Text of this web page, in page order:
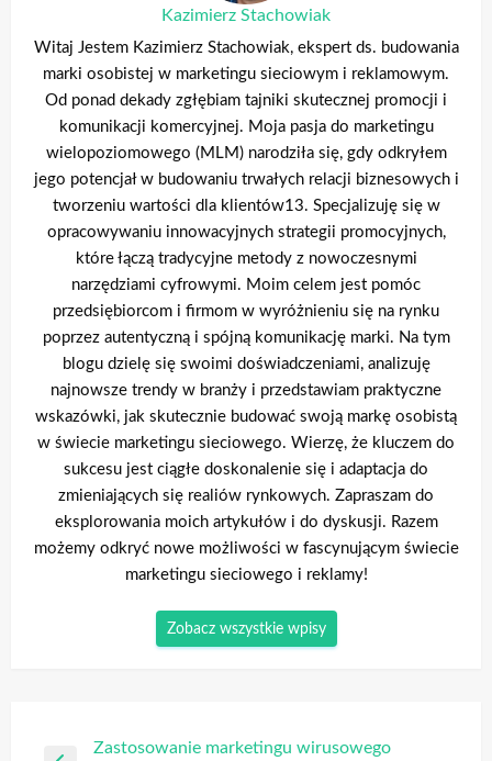
Kazimierz Stachowiak
Witaj Jestem Kazimierz Stachowiak, ekspert ds. budowania
marki osobistej w marketingu sieciowym i reklamowym.
Od ponad dekady zgłębiam tajniki skutecznej promocji i
komunikacji komercyjnej. Moja pasja do marketingu
wielopoziomowego (MLM) narodziła się, gdy odkryłem
jego potencjał w budowaniu trwałych relacji biznesowych i
tworzeniu wartości dla klientów13. Specjalizuję się w
opracowywaniu innowacyjnych strategii promocyjnych,
które łączą tradycyjne metody z nowoczesnymi
narzędziami cyfrowymi. Moim celem jest pomóc
przedsiębiorcom i firmom w wyróżnieniu się na rynku
poprzez autentyczną i spójną komunikację marki. Na tym
blogu dzielę się swoimi doświadczeniami, analizuję
najnowsze trendy w branży i przedstawiam praktyczne
wskazówki, jak skutecznie budować swoją markę osobistą
w świecie marketingu sieciowego. Wierzę, że kluczem do
sukcesu jest ciągłe doskonalenie się i adaptacja do
zmieniających się realiów rynkowych. Zapraszam do
eksplorowania moich artykułów i do dyskusji. Razem
możemy odkryć nowe możliwości w fascynującym świecie
marketingu sieciowego i reklamy!
Zobacz wszystkie wpisy
Nawigacja
Zastosowanie marketingu wirusowego